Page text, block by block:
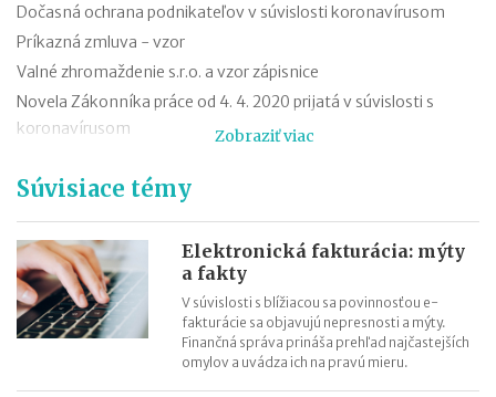
Dočasná ochrana podnikateľov v súvislosti koronavírusom
Príkazná zmluva - vzor
Valné zhromaždenie s.r.o. a vzor zápisnice
Novela Zákonníka práce od 4. 4. 2020 prijatá v súvislosti s
koronavírusom
Dohoda o skončení pracovného pomeru - vzor
Výpoveď z organizačných dôvodov
Zámenná zmluva a jej vzor
Zákon o mimoriadnych opatreniach v justícii v súvislosti so
šírením koronavírusu
Zobraziť viac
Súvisiace témy
Elektronická fakturácia: mýty
a fakty
V súvislosti s blížiacou sa povinnosťou e-
fakturácie sa objavujú nepresnosti a mýty.
Finančná správa prináša prehľad najčastejších
omylov a uvádza ich na pravú mieru.